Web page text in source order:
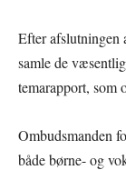
Efter afslutningen
samle de
temarapport, som
Ombudsmanden
både børne- og